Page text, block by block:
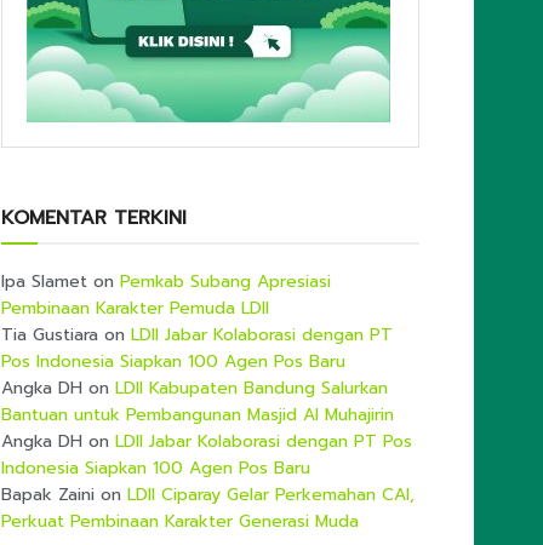
KOMENTAR TERKINI
Ipa Slamet on Pemkab Subang Apresiasi
Pembinaan Karakter Pemuda LDII
Tia Gustiara on LDII Jabar Kolaborasi dengan PT
Pos Indonesia Siapkan 100 Agen Pos Baru
Angka DH on LDII Kabupaten Bandung Salurkan
Bantuan untuk Pembangunan Masjid Al Muhajirin
Angka DH on LDII Jabar Kolaborasi dengan PT Pos
Indonesia Siapkan 100 Agen Pos Baru
Bapak Zaini on LDII Ciparay Gelar Perkemahan CAI,
Perkuat Pembinaan Karakter Generasi Muda